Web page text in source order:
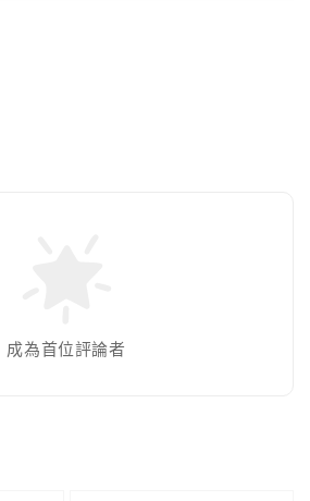
成為首位評論者